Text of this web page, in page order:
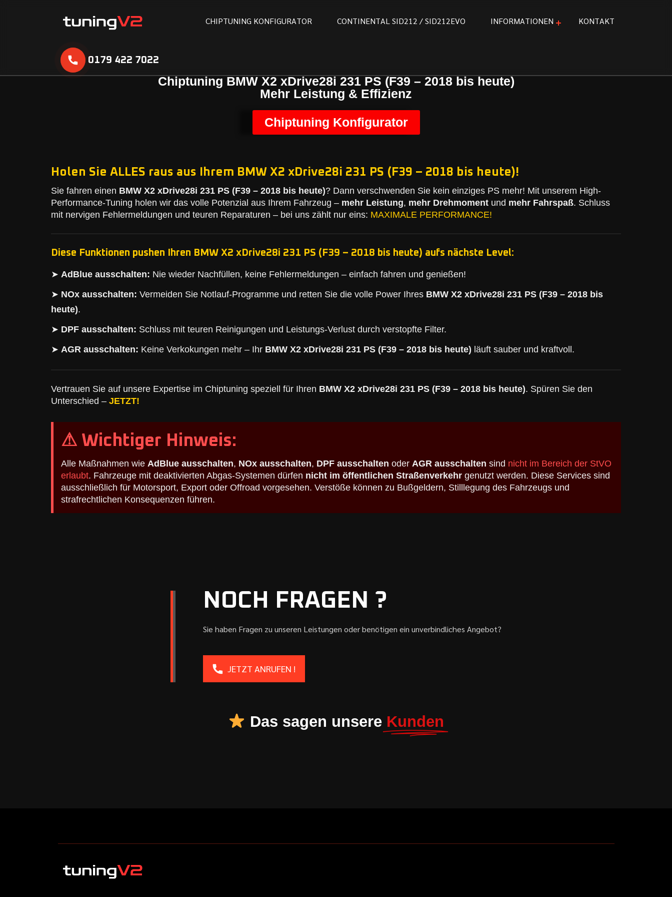
CHIPTUNING KONFIGURATOR CONTINENTAL SID21 2 / SID21 2EVO INFORMATIONEN KONTAKT
0179 422 7022
Chiptuning BMW X2 xDrive28i 231 PS (F39 – 2018 bis heute)
Mehr Leistung & Effizienz
Chiptuning Konfigurator
Holen Sie ALLES raus aus Ihrem BMW X2 xDrive28i 231 PS (F39 – 2018 bis heute)!
Sie fahren einen BMW X2 xDrive28i 231 PS (F39 – 2018 bis heute)? Dann verschwenden Sie kein einziges PS mehr! Mit unserem High-
Performance-Tuning holen wir das volle Potenzial aus Ihrem Fahrzeug – mehr Leistung, mehr Drehmoment und mehr Fahrspaß. Schluss
mit nervigen Fehlermeldungen und teuren Reparaturen – bei uns zählt nur eins: MAXIMALE PERFORMANCE!
Diese Funktionen pushen Ihren BMW X2 xDrive28i 231 PS (F39 – 2018 bis heute) aufs nächste Level:
➤ AdBlue ausschalten: Nie wieder Nachfüllen, keine Fehlermeldungen – einfach fahren und genießen!
➤ NOx ausschalten: Vermeiden Sie Notlauf-Programme und retten Sie die volle Power Ihres BMW X2 xDrive28i 231 PS (F39 – 2018 bis
heute).
➤ DPF ausschalten: Schluss mit teuren Reinigungen und Leistungs-Verlust durch verstopfte Filter.
➤ AGR ausschalten: Keine Verkokungen mehr – Ihr BMW X2 xDrive28i 231 PS (F39 – 2018 bis heute) läuft sauber und kraftvoll.
Vertrauen Sie auf unsere Expertise im Chiptuning speziell für Ihren BMW X2 xDrive28i 231 PS (F39 – 2018 bis heute). Spüren Sie den
Unterschied – JETZT!
⚠ Wichtiger Hinweis:
Alle Maßnahmen wie AdBlue ausschalten, NOx ausschalten, DPF ausschalten oder AGR ausschalten sind nicht im Bereich der StVO
erlaubt. Fahrzeuge mit deaktivierten Abgas-Systemen dürfen nicht im öffentlichen Straßenverkehr genutzt werden. Diese Services sind
ausschließlich für Motorsport, Export oder Offroad vorgesehen. Verstöße können zu Bußgeldern, Stilllegung des Fahrzeugs und
strafrechtlichen Konsequenzen führen.
NOCH FRAGEN ?
Sie haben Fragen zu unseren Leistungen oder benötigen ein unverbindliches Angebot?
JETZT ANRUFEN !
Das sagen unsere Kunden